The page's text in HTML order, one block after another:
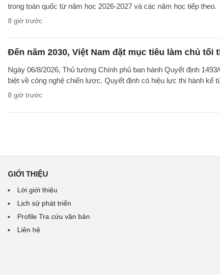
trong toàn quốc từ năm học 2026-2027 và các năm học tiếp theo.
8 giờ trước
Đến năm 2030, Việt Nam đặt mục tiêu làm chủ
Ngày 06/8/2026, Thủ tướng Chính phủ ban hành Quyết định
biệt về công nghệ chiến lược. Quyết định có hiệu lực thi hành kể
8 giờ trước
GIỚI THIỆU
Lời giới thiệu
Lịch sử phát triển
Profile Tra cứu văn bản
Liên hệ